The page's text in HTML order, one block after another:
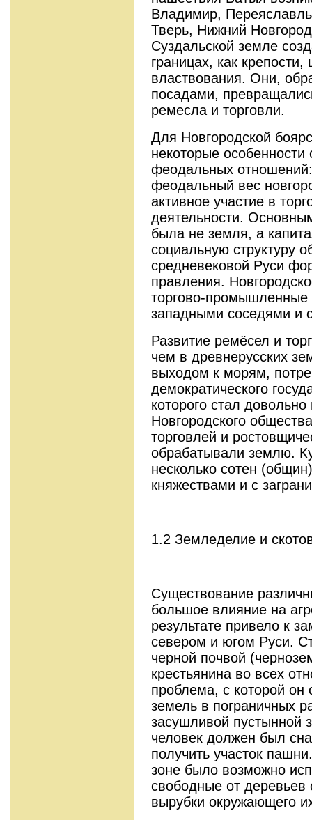
Владимир,
Тверь, Нижний
Суздальской земле
границах, как
властвования. Они,
посадами,
ремесла и торговли.
Для Новгородской
некоторые особенности
феодальных
феодальный вес
активное участие в
деятельности.
была не земля, а
социальную структуру
средневековой Руси
правления.
торгово-промышленные
западными соседями и
Развитие ремёсел и
чем в древнерусских
выходом к морям,
демократического
которого стал
Новгородского
торговлей и
обрабатывали землю.
несколько сотен
княжествами и с
1.2 Земледелие и
Существование
большое влияние на
результате привело к
севером и югом Руси.
черной почвой
крестьянина во всех
проблема, с которой он
земель в пограничных
засушливой пустынной
человек должен был
получить участок
зоне было возможно
свободные от
вырубки окружающего